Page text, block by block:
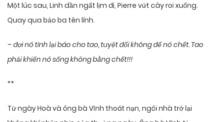
Một lúc sau, Linh dần ngất lịm đi, Pierre vứt cây roi xuống.
Quay qua bảo ba tên lính.
– đợi nó tỉnh lại báo cho tao, tuyệt đối không để nó chết. Tao
phải khiến nó sống không bằng chết!!!
**
Từ ngày Hoà và ông bà Vĩnh thoát nạn, ngôi nhà trở lại